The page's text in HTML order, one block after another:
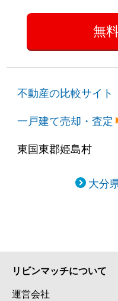
不動産の比較サイト
一戸建て売却・査定
東国東郡姫島村
大分
リビンマッチについて
運営会社